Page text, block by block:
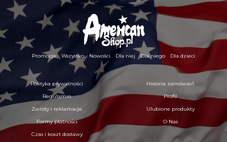
Promocje Wszystko Nowości Dla niej Dla niego Dla dzieci
Polityka prywatności
Regulamin
Zwroty i reklamacje
Historia zamówień
Profil
Ulubione produkty
Formy płatności
Czas i koszt dostawy
O Nas